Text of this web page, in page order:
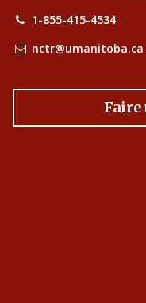
1-855-415-4534
nctr@umanitoba.ca
Faire